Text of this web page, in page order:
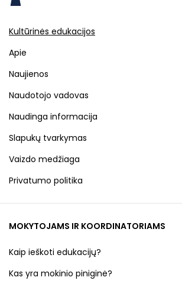
Kultūrinės edukacijos
Apie
Naujienos
Naudotojo vadovas
Naudinga informacija
Slapukų tvarkymas
Vaizdo medžiaga
Privatumo politika
MOKYTOJAMS IR KOORDINATORIAMS
Kaip ieškoti edukacijų?
Kas yra mokinio piniginė?